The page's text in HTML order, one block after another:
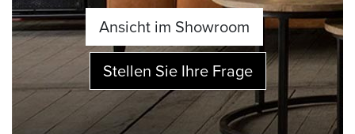
Ansicht im Showroom
Stellen Sie Ihre Frage